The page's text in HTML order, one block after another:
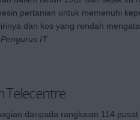
pertanian untuk memenuhi
dan kos yang rendah
IT
Telecentre
daripada rangkaian 114